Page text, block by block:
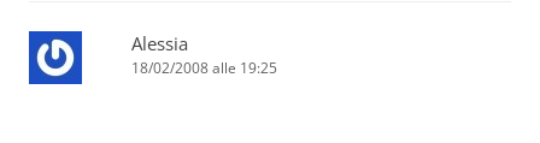
Alessia
18/02/2008 alle 19:25